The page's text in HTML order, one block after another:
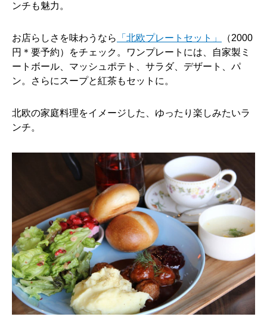
ンチも魅力。
お店らしさを味わうなら 「北欧プレートセット」
（2000
円＊要予約）をチェック。ワンプレートには、自家製ミ
ートボール、マッシュポテト、サラダ、デザート、パ
ン。さらにスープと紅茶もセットに。
北欧の家庭料理をイメージした、ゆったり楽しみたいラ
ンチ。